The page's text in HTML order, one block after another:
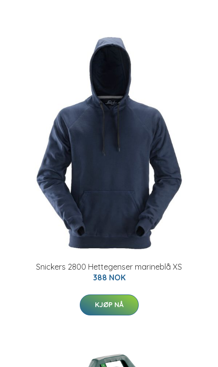
Snickers 2800 Hettegenser marineblå XS
388 NOK
KJØP NÅ